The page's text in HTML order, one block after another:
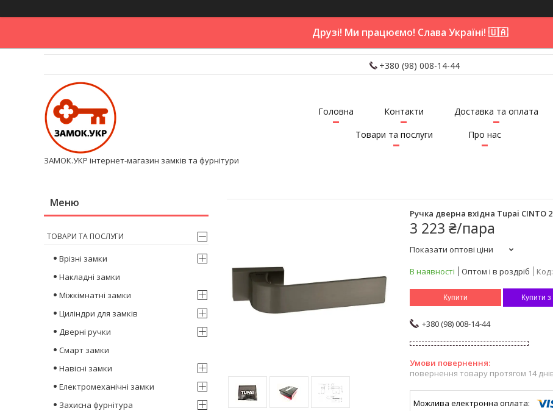
Друзі! Ми працюємо! Слава Україні! 🇺🇦
+380 (98) 008-14-44
ЗАМОК.УКР інтернет-магазин замків та фурнітури
Головна Контакти
Доставка та оплата
Товари та послуги
Про нас
Ручка дверна вхідна Tupai CINTO
3 223 ₴/пара
Показати оптові ціни
В наявності
Оптом і в роздріб Код:
Купити Купити з
+380 (98) 008-14-44
повернення товару протягом 14
ТОВАРИ ТА ПОСЛУГИ
Врізні замки
Накладні замки
Міжкімнатні замки
Циліндри для замків
Дверні ручки
Смарт замки
Навісні замки
Електромеханічні замки
Захисна фурнітура